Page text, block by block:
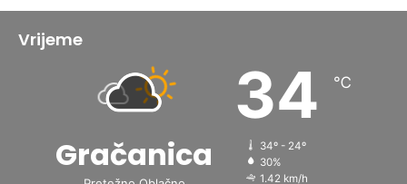
Vrijeme
Gračanica
34 ℃
34º - 24º
30%
1.42 km/h